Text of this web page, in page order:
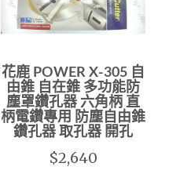
花鹿 POWER X-305 自
由錐 自在錐 多功能防
塵罩鑽孔器 六角柄 直
柄電鑽專用 防塵自由錐
鑽孔器 取孔器 開孔
$2,640